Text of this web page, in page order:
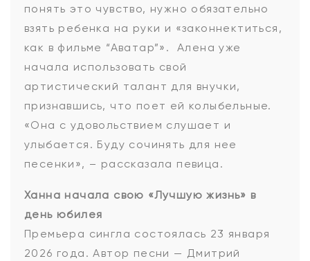
понять это чувство, нужно обязательно
взять ребенка на руки и «законнектиться,
как в фильме “Аватар”». Алена уже
начала использовать свой
артистический талант для внучки,
признавшись, что поет ей колыбельные.
«Она с удовольствием слушает и
улыбается. Буду сочинять для нее
песенки», – рассказала певица.
Ханна начала свою «Лучшую жизнь» в
день юбилея
Премьера сингла состоялась 23 января
2026 года. Автор песни — Дмитрий